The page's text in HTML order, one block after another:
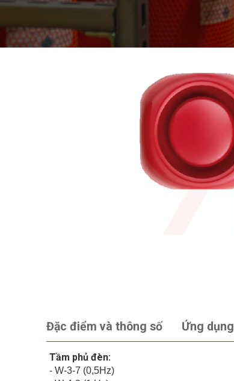
Đặc điểm và thông số Ứng dụng
Tầm phủ đèn:
- W-3-7 (0,5Hz)